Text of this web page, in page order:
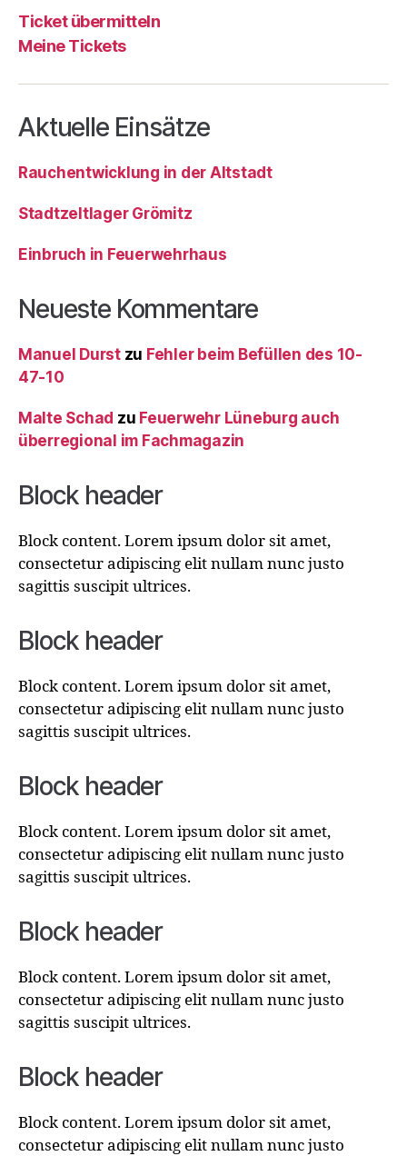
Ticket übermitteln
Meine Tickets
Aktuelle Einsätze
Rauchentwicklung in der Altstadt
Stadtzeltlager Grömitz
Einbruch in Feuerwehrhaus
Neueste Kommentare
Manuel Durstzu Fehler beim Befüllen des 10-
47-10
Malte Schad zu Feuerwehr Lüneburg auch
überregional im Fachmagazin
Block header
Block content. Lorem ipsum dolor sit amet,
consectetur adipiscing elit nullam nunc justo
sagittis suscipit ultrices.
Block header
Block content. Lorem ipsum dolor sit amet,
consectetur adipiscing elit nullam nunc justo
sagittis suscipit ultrices.
Block header
Block content. Lorem ipsum dolor sit amet,
consectetur adipiscing elit nullam nunc justo
sagittis suscipit ultrices.
Block header
Block content. Lorem ipsum dolor sit amet,
consectetur adipiscing elit nullam nunc justo
sagittis suscipit ultrices.
Block header
Block content. Lorem ipsum dolor sit amet,
consectetur adipiscing elit nullam nunc justo